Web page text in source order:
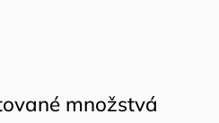
množstvá